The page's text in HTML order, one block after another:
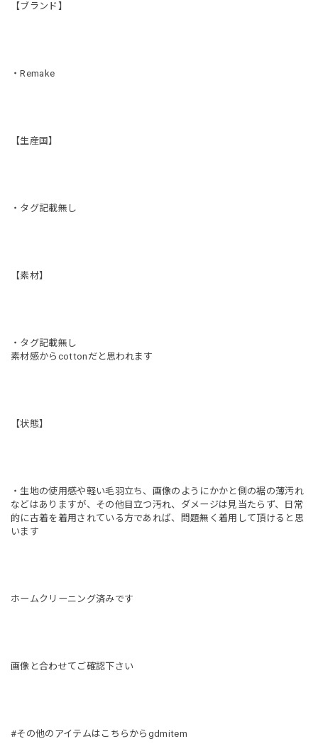
【ブランド】
・Remake
【生産国】
・タグ記載無し
【素材】
・タグ記載無し
素材感からcottonだと思われます
【状態】
・生地の使用感や軽い毛羽立ち、画像のようにかかと側の裾の薄汚れ
などはありますが、その他目立つ汚れ、ダメージは見当たらず、日常
的に古着を着用されている方であれば、問題無く着用して頂けると思
います
ホームクリーニング済みです
画像と合わせてご確認下さい
#その他のアイテムはこちらからgdmitem